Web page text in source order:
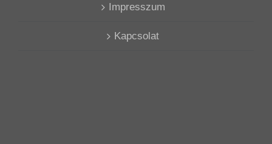
Impresszum
Kapcsolat